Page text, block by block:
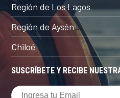
SUSCRÍBETE Y RECIBE
Región de Los Lagos
Región de Aysén
Chiloé